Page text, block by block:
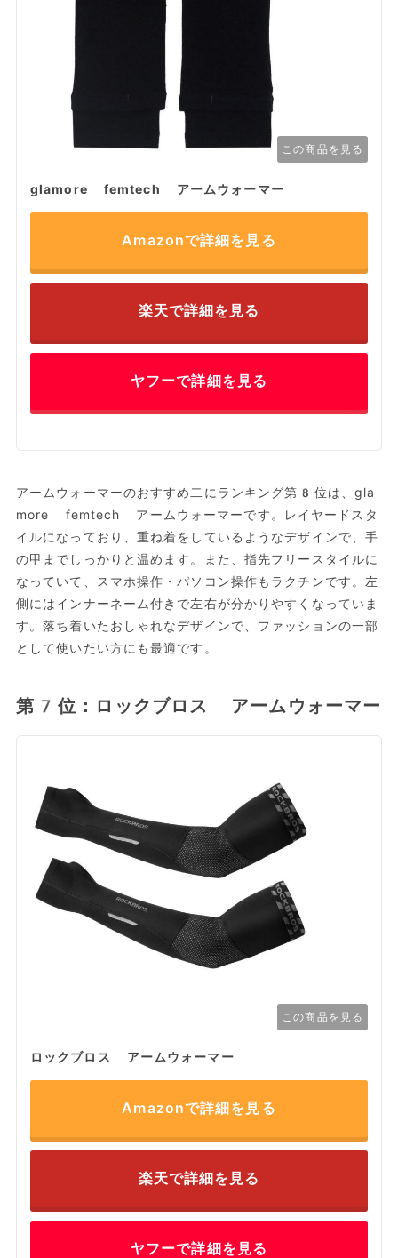
この商品を見る
glamore femtech アームウォーマー
Amazonで詳細を見る
楽天で詳細を見る
ヤフーで詳細を見る
アームウォーマーのおすすめ二にランキング第8位は、gla
more femtech アームウォーマーです。レイヤードスタ
イルになっており、重ね着をしているようなデザインで、手
の甲までしっかりと温めます。また、指先フリースタイルに
なっていて、スマホ操作・パソコン操作もラクチンです。左
側にはインナーネーム付きで左右が分かりやすくなっていま
す。落ち着いたおしゃれなデザインで、ファッションの一部
として使いたい方にも最適です。
第7位：ロックブロス アームウォーマー
この商品を見る
ロックブロス アームウォーマー
Amazonで詳細を見る
楽天で詳細を見る
ヤフーで詳細を見る